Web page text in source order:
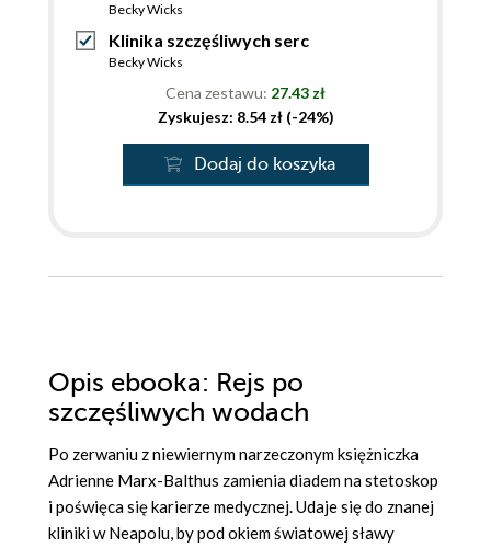
Becky Wicks
Klinika szczęśliwych serc
Becky Wicks
Cena zestawu: 27.43 zł
Zyskujesz: 8.54 zł (-24%)
Dodaj do koszyka
Opis ebooka: Rejs po
szczęśliwych wodach
Po zerwaniu z niewiernym narzeczonym księżniczka
Adrienne Marx-Balthus zamienia diadem na stetoskop
i poświęca się karierze medycznej. Udaje się do znanej
kliniki w Neapolu, by pod okiem światowej sławy